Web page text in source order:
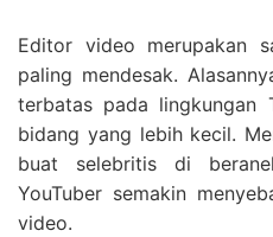
Editor video merupakan
paling mendesak.
terbatas pada lingkungan
bidang yang lebih kecil.
buat selebritis di
YouTuber semakin
video.